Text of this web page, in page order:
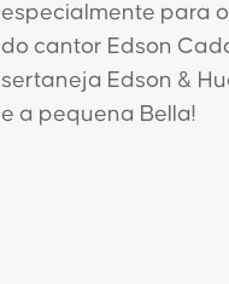
especialmente para
do cantor Edson
sertaneja Edson &
e a pequena Bella!